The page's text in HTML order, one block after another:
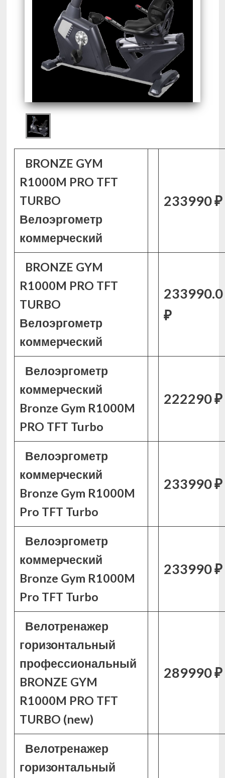
BRONZE GYM
R1000M PRO TFT
TURBO
Велоэргометр
коммерческий
233990 ₽
BRONZE GYM
R1000M PRO TFT
TURBO
Велоэргометр
коммерческий
233990.0
₽
Велоэргометр
коммерческий
Bronze Gym R1000M
PRO TFT Turbo
222290 ₽
Велоэргометр
коммерческий
Bronze Gym R1000M
Pro TFT Turbo
233990 ₽
Велоэргометр
коммерческий
Bronze Gym R1000M
Pro TFT Turbo
233990 ₽
Велотренажер
горизонтальный
профессиональный
BRONZE GYM
R1000M PRO TFT
TURBO (new)
289990 ₽
Велотренажер
горизонтальный